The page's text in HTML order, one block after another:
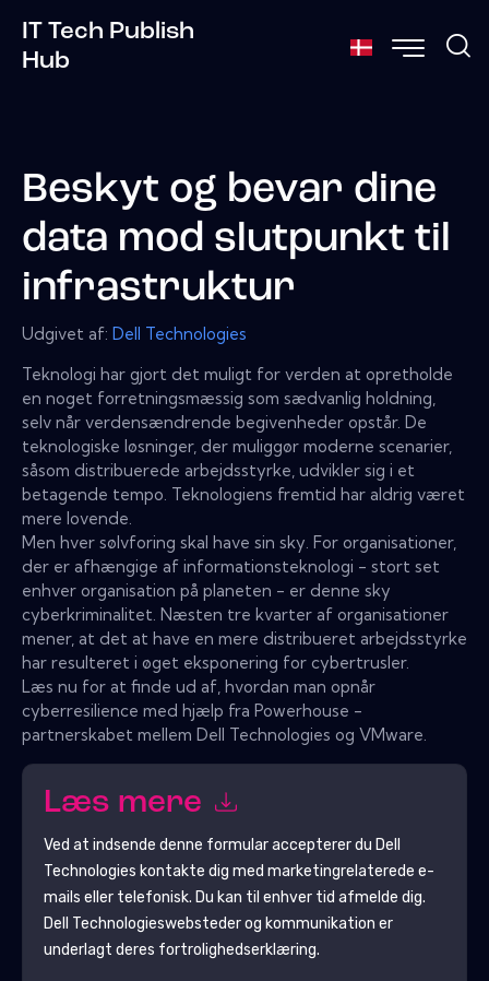
IT Tech Publish
Hub
Beskyt og bevar dine
data mod slutpunkt til
infrastruktur
Udgivet af: Dell Technologies
Teknologi har gjort det muligt for verden at opretholde
en noget forretningsmæssig som sædvanlig holdning,
selv når verdensændrende begivenheder opstår. De
teknologiske løsninger, der muliggør moderne scenarier,
såsom distribuerede arbejdsstyrke, udvikler sig i et
betagende tempo. Teknologiens fremtid har aldrig været
mere lovende.
Men hver sølvforing skal have sin sky. For organisationer,
der er afhængige af informationsteknologi - stort set
enhver organisation på planeten - er denne sky
cyberkriminalitet. Næsten tre kvarter af organisationer
mener, at det at have en mere distribueret arbejdsstyrke
har resulteret i øget eksponering for cybertrusler.
Læs nu for at finde ud af, hvordan man opnår
cyberresilience med hjælp fra Powerhouse -
partnerskabet mellem Dell Technologies og VMware.
Læs mere
Ved at indsende denne formular accepterer du Dell
Technologies kontakte dig med marketingrelaterede e-
mails eller telefonisk. Du kan til enhver tid afmelde dig.
Dell Technologieswebsteder og kommunikation er
underlagt deres fortrolighedserklæring.